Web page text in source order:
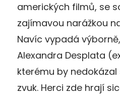
amerických filmů, se
zajímavou narážkou
Navíc vypadá
Alexandra Desplata
kterému by
zvuk. Herci zde hrají